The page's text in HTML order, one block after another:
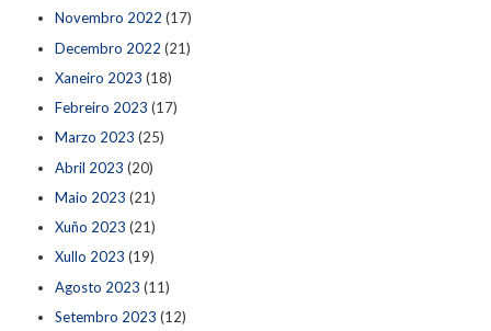
Novembro 2022 (17)
Decembro 2022 (21)
Xaneiro 2023 (18)
Febreiro 2023 (17)
Marzo 2023 (25)
Abril 2023 (20)
Maio 2023 (21)
Xuño 2023 (21)
Xullo 2023 (19)
Agosto 2023 (11)
Setembro 2023 (12)